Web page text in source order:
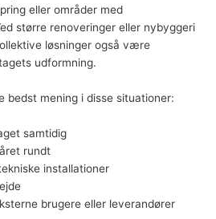
eller områder med
større renoveringer eller nybyggeri
løsninger også være
udformning.
bedst mening i disse situationer:
samtidig
rundt
installationer
brugere eller leverandører